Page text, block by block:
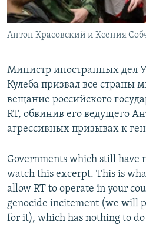
Все сайты РСЕ/РС
Антон Красовский и Ксения
Министр иностранных дел
Кулеба призвал все страны
вещание российского
RT, обвинив его ведущего
агрессивных призывах к
Governments which still have
watch this excerpt. This is
allow RT to operate in your
genocide incitement (we will
for it), which has nothing to